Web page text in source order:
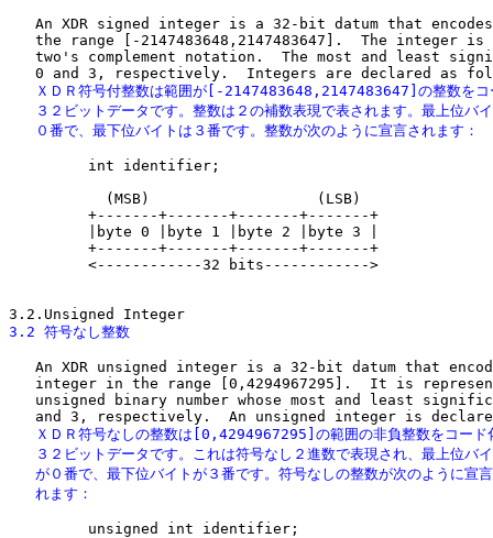
An XDR signed integer is a 32-bit datum that
the range [-2147483648,2147483647].  The integer is
two's complement notation.  The most and least
ＸＤＲ符号付整数は範囲が[-2147483648,2147483647]の整数をコ
３２ビットデータです。整数は２の補数表現で表されます。最上位バ
   ０番で、最下位バイトは３番です。整数が次のように宣言されます：
         int identifier;
           (MSB)                   (LSB)
         +-------+-------+-------+-------+
|byte 0 |byte 1 |byte 2 |byte 3 |
         +-------+-------+-------+-------+
         <------------32 bits------------>
3.2 符号なし整数
An XDR unsigned integer is a 32-bit datum that
integer in the range [0,4294967295].  It is
unsigned binary number whose most and least
ＸＤＲ符号なしの整数は[0,4294967295]の範囲の非負整数をコード
３２ビットデータです。これは符号なし２進数で表現され、最上位バ
が０番で、最下位バイトが３番です。符号なしの整数が次のように宣
   れます：
         unsigned int identifier;